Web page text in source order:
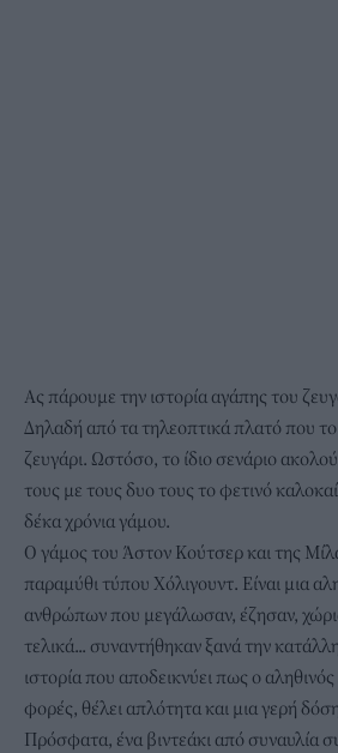
Ας πάρουμε την ιστορία αγάπης του
Δηλαδή από τα τηλεοπτικά πλατό που
ζευγάρι. Ωστόσο, το ίδιο σενάριο
τους με τους δυο τους το φετινό
δέκα χρόνια γάμου.
Ο γάμος του Άστον Κούτσερ και της
παραμύθι τύπου Χόλιγουντ. Είναι μια
ανθρώπων που μεγάλωσαν, έζησαν,
τελικά... συναντήθηκαν ξανά την
ιστορία που αποδεικνύει πως ο
φορές, θέλει απλότητα και μια γερή
Πρόσφατα, ένα βιντεάκι από συναυλία